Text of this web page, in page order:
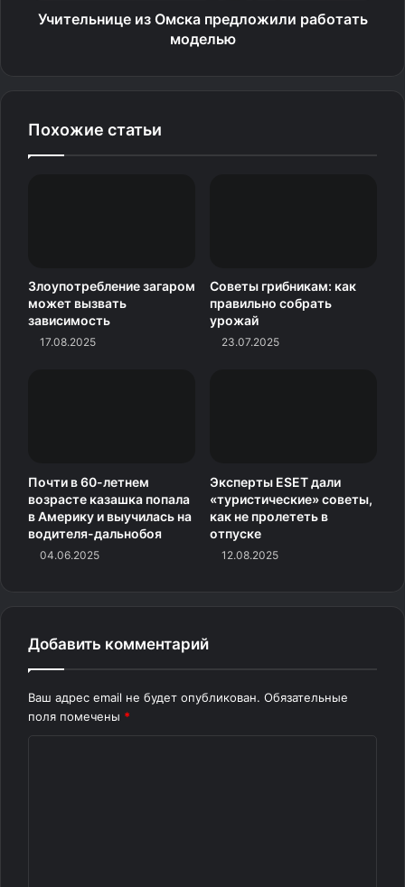
Учительнице из Омска предложили работать
моделью
Похожие статьи
Злоупотребление загаром
может вызвать
зависимость
17.08.2025
Советы грибникам: как
правильно собрать
урожай
23.07.2025
Почти в 60-летнем
возрасте казашка попала
в Америку и выучилась на
водителя-дальнобоя
04.06.2025
Эксперты ESET дали
«туристические» советы,
как не пролететь в
отпуске
12.08.2025
Добавить комментарий
Ваш адрес email не будет опубликован. Обязательные
поля помечены *